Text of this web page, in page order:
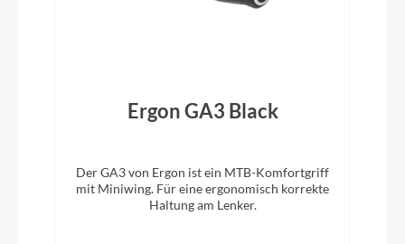
Griffe
SHIMANO Altus RD-M2000
Rahmenmaterial
6061 Aluminium
Ergon GA3 Black
Der GA3 von Ergon ist ein MTB-Komfortgriff
mit Miniwing. Für eine ergonomisch korrekte
Haltung am Lenker.